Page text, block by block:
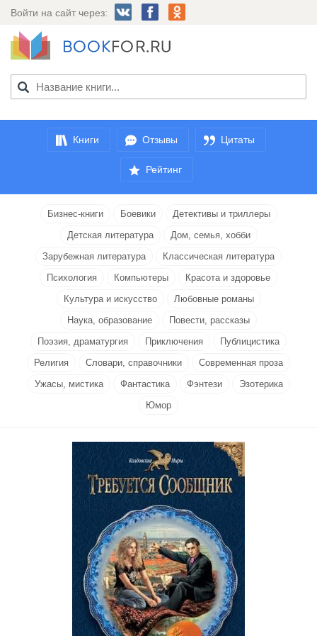
Войти на сайт через:
Книги Отзывы Цитаты
Рейтинг
Бизнес-книги Боевики
Детективы и триллеры
Детская литература
Дом, семья, хобби
Зарубежная литература
Классическая литература
Психология
Компьютеры
Красота и здоровье
Культура и искусство
Любовные романы
Наука, образование
Повести, рассказы
Поэзия, драматургия
Приключения
Публицистика
Религия
Словари, справочники
Современная проза
Ужасы, мистика
Фантастика Фэнтези
Эзотерика
Юмор